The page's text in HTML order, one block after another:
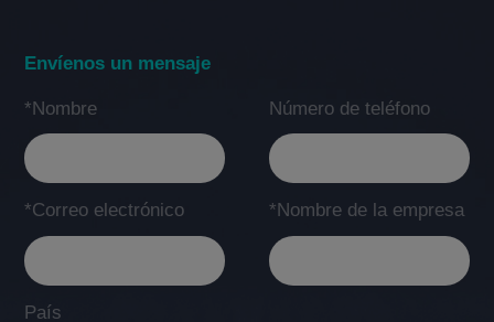
Envíenos un mensaje
*Nombre Número de teléfono
*Correo electrónico *Nombre de la empresa
País